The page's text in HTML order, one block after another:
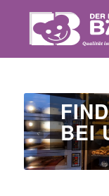
BEI